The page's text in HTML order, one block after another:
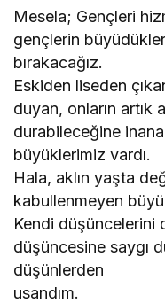
Mesela; Gençleri
gençlerin
bırakacağız.
Eskiden liseden
duyan, onların artık
durabileceğine inana
büyüklerimiz vardı.
Hala, aklın yaşta
kabullenmeyen
Kendi düşüncelerini
düşüncesine saygı
düşünlerden
usandım.